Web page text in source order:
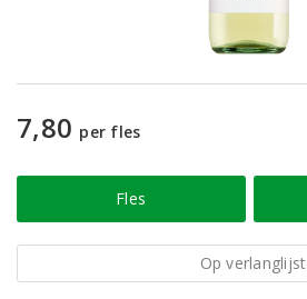
7,80 per fles
Fles
Op verlanglijst